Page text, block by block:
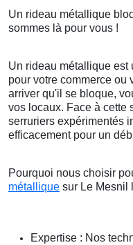
Un rideau métallique
sommes là pour vous !
Un rideau métallique est
pour votre commerce ou
arriver qu'il se bloque,
vos locaux. Face à cette
serruriers expérimentés
efficacement pour un
Pourquoi nous choisir
métallique sur Le Mesnil
Expertise : Nos